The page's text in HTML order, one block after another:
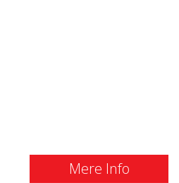
Mere Info